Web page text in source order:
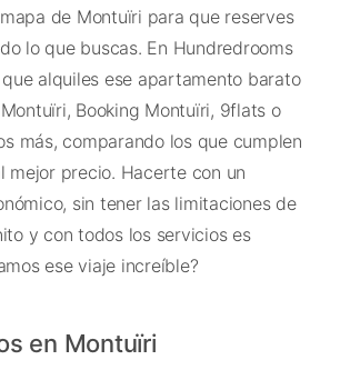
de Montuïri para que reserves
lo que buscas. En Hundredrooms
alquiles ese apartamento barato
Booking Montuïri, 9flats o
más, comparando los que cumplen
mejor precio. Hacerte con un
sin tener las limitaciones de
y con todos los servicios es
ese viaje increíble?
en Montuïri